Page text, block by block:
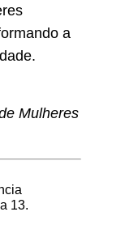
a
Mulheres
13.